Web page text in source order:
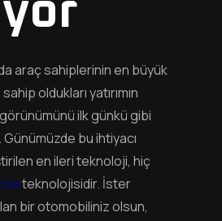
araç sahiplerinin en büyük
oldukları yatırımın
ilk günkü gibi
bu ihtiyacı
en ileri teknoloji, hiç
teknolojisidir. İster
bir otomobiliniz olsun,